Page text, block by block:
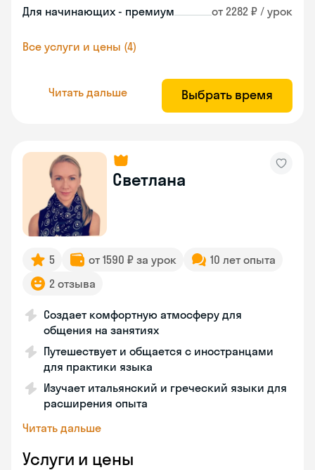
Для начинающих - премиум от 2282 ₽ / урок
Все услуги и цены (4)
Читать дальше Выбрать время
Светлана
5 от 1590 ₽ за урок
10 лет опыта
2 отзыва
Создает комфортную атмосферу для
общения на занятиях
Путешествует и общается с иностранцами
для практики языка
Изучает итальянский и греческий языки для
расширения опыта
Читать дальше
Услуги и цены